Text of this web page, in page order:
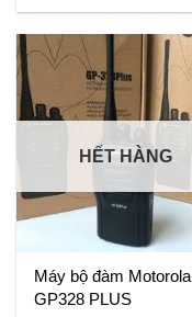
HẾT HÀNG
Máy bộ đàm Motorola
GP328 PLUS